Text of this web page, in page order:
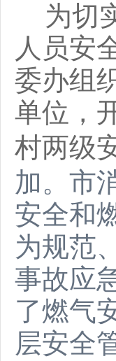
为切
人员安
委办组
单位，
村两级
加。市
安全和
为规范
事故应
了燃气
层安全